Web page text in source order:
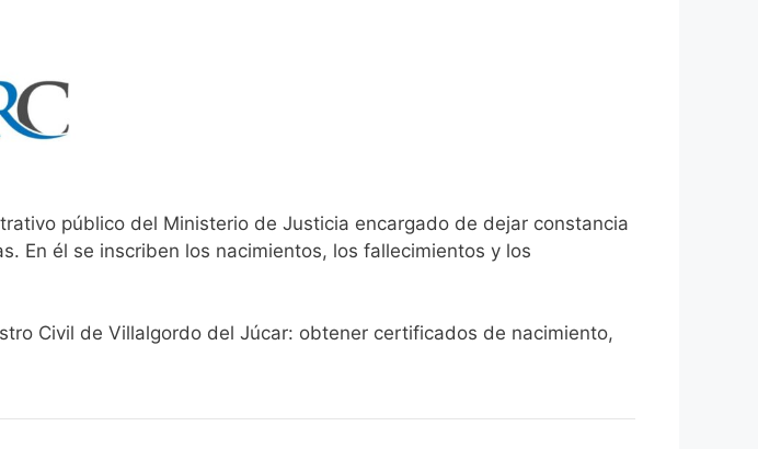
público del Ministerio de Justicia encargado de dejar constancia
En él se inscriben los nacimientos, los fallecimientos y los
Civil de Villalgordo del Júcar: obtener certificados de nacimiento,